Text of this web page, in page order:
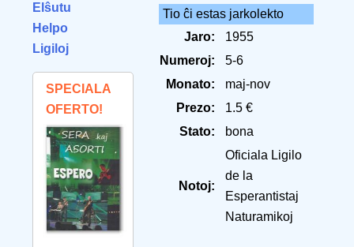
Elŝutu
Helpo
Ligiloj
SPECIALA
OFERTO!
Tio ĉi estas jarkolekto
Jaro:
1955
Numeroj:
5-6
Monato:
maj-nov
Prezo:
1.5 €
Stato:
bona
Notoj:
Oficiala Ligilo
de la
Esperantistaj
Naturamikoj